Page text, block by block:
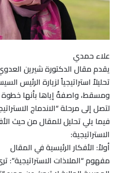
علاء حمدي
يقدم مقال الدكتورة شيرين
تحليلاً استراتيجياً لزيارة الرئيس
ومسقط، واصفةً إياها بأنها خطوة
لتصل إلى مرحلة “الاندماج
​فيما يلي تحليل للمقال من حيث
الاستراتيجية:
​أولاً: الأفكار الرئيسية في المقال
​مفهوم “الملاذات الاستراتيجية”: